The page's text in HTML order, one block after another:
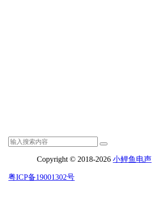
Copyright © 2018-2026小鲤鱼电声
粤ICP备19001302号